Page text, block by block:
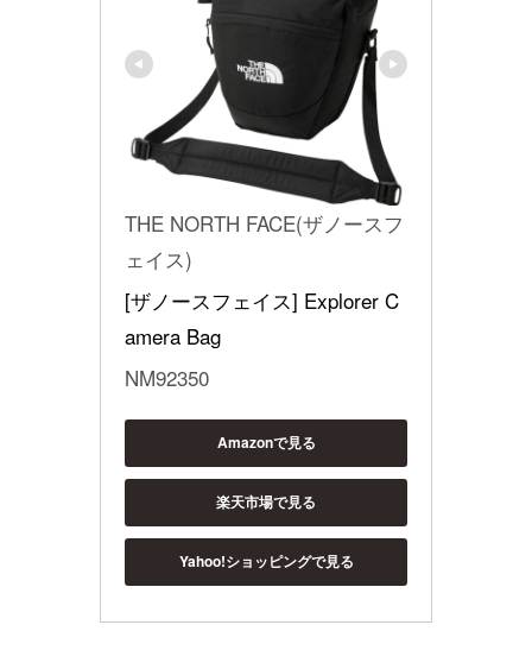
THE NORTH FACE(ザノースフ
ェイス)
[ザノースフェイス] Explorer C
amera Bag
NM92350
Amazonで見る
楽天市場で見る
Yahoo!ショッピングで見る